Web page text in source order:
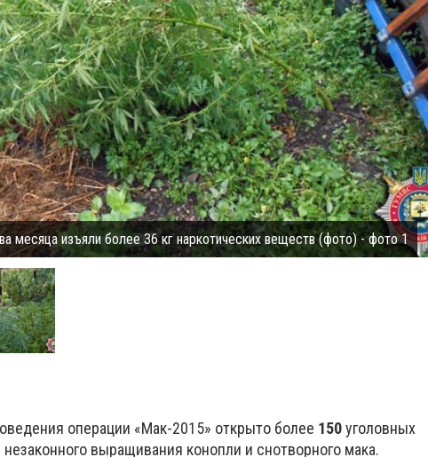
месяца изъяли более 36 кг наркотических веществ (фото) - фото 1
операции «Мак-2015» открыто более 150уголовных
выращивания конопли и снотворного мака.